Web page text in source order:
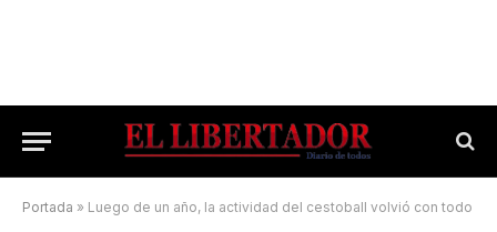
Portada » Luego de un año, la actividad del cestoball volvió con todo